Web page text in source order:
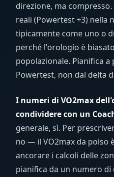
direzione, ma
reali (Powertest +3) nella
tipicamente come uno o
perché l'orologio è
popolazionale. Pianifica
Powertest, non dal delta
I numeri di VO2max
condividere con un
generale, sì. Per
no — il VO2max da polso
ancorare i calcoli delle
pianifica da un numero